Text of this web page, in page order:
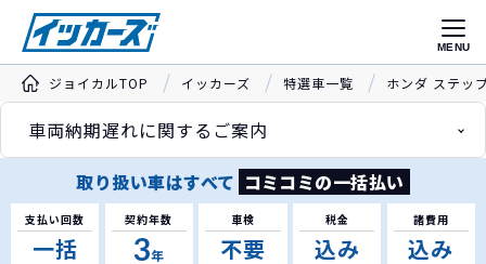
MENU
ジョイカルTOP イッカーズ 特選車一覧 ホンダ ステッ
車両納期遅れに関するご案内
取り扱い車はすべて コミコミの一括払い
支払い回数
一括
契約年数
3年
車検
不要
税金
込み
諸費用
込み